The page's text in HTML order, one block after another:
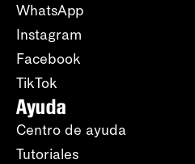
WhatsApp
Instagram
Facebook
TikTok
Ayuda
Centro de ayuda
Tutoriales